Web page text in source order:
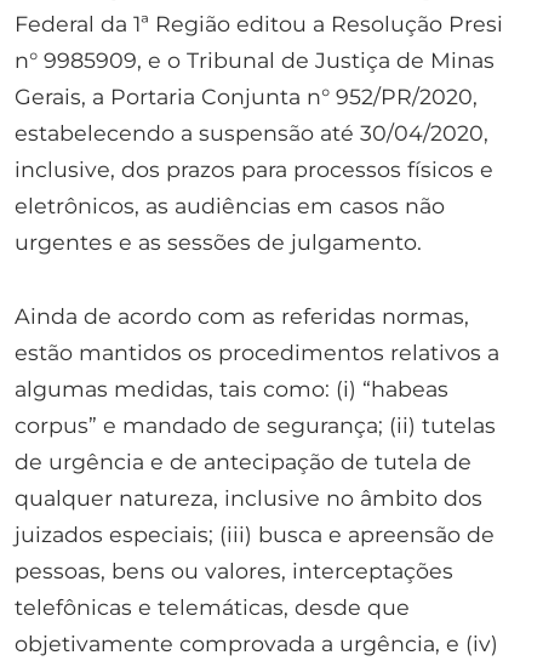
Federal da 1ª Região editou a Resolução Presi
n° 9985909, e o Tribunal de Justiça de Minas
Gerais, a Portaria Conjunta n° 952/PR/2020,
estabelecendo a suspensão até 30/04/2020,
inclusive, dos prazos para processos físicos e
eletrônicos, as audiências em casos não
urgentes e as sessões de julgamento.
Ainda de acordo com as referidas normas,
estão mantidos os procedimentos relativos a
algumas medidas, tais como: (i) “habeas
corpus” e mandado de segurança; (ii) tutelas
de urgência e de antecipação de tutela de
qualquer natureza, inclusive no âmbito dos
juizados especiais; (iii) busca e apreensão de
pessoas, bens ou valores, interceptações
telefônicas e telemáticas, desde que
objetivamente comprovada a urgência, e (iv)